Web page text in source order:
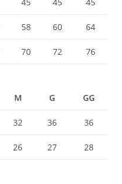
58 60 64
70 72 76
M G GG
32 36 36
26 27 28